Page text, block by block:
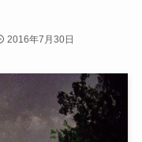
2016年7月30日